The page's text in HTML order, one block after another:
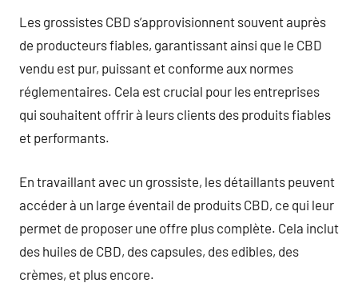
Les grossistes CBD s’approvisionnent souvent auprès
de producteurs fiables, garantissant ainsi que le CBD
vendu est pur, puissant et conforme aux normes
réglementaires. Cela est crucial pour les entreprises
qui souhaitent offrir à leurs clients des produits fiables
et performants.
En travaillant avec un grossiste, les détaillants peuvent
accéder à un large éventail de produits CBD, ce qui leur
permet de proposer une offre plus complète. Cela inclut
des huiles de CBD, des capsules, des edibles, des
crèmes, et plus encore.